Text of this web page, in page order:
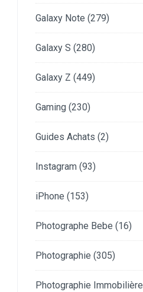
Galaxy Note (279)
Galaxy S (280)
Galaxy Z (449)
Gaming (230)
Guides Achats (2)
Instagram (93)
iPhone (153)
Photographe Bebe (16)
Photographie (305)
Photographie Immobilière